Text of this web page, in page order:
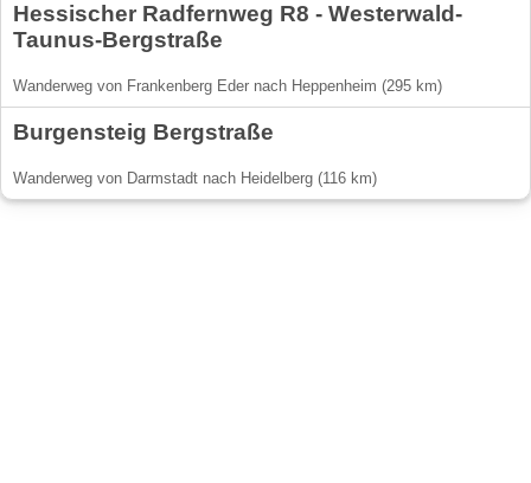
Hessischer Radfernweg R8 - Westerwald-
Taunus-Bergstraße
Wanderweg von Frankenberg Eder nach Heppenheim (295 km)
Burgensteig Bergstraße
Wanderweg von Darmstadt nach Heidelberg (116 km)